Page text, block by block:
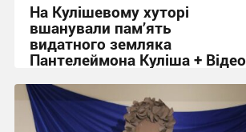
На Кулішевому хуторі
вшанували пам’ять
видатного земляка
Пантелеймона Куліша + Відео
17:26, 6.08.2026